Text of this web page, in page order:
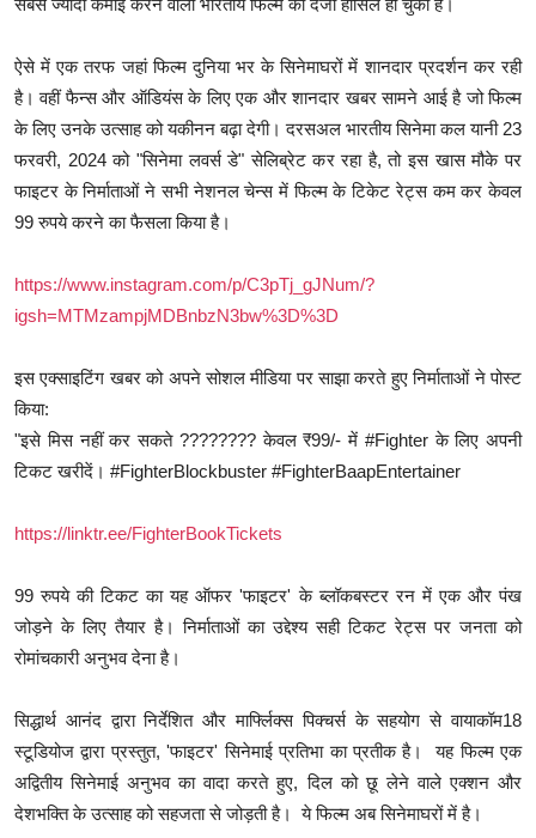
सबसे ज्यादा कमाई करने वाली भारतीय फिल्म का दर्जा हासिल हो चुका है।
ऐसे में एक तरफ जहां फिल्म दुनिया भर के सिनेमाघरों में शानदार प्रदर्शन कर रही
है। वहीं फैन्स और ऑडियंस के लिए एक और शानदार खबर सामने आई है जो फिल्म
के लिए उनके उत्साह को यकीनन बढ़ा देगी। दरसअल भारतीय सिनेमा कल यानी 23
फरवरी, 2024 को "सिनेमा लवर्स डे" सेलिब्रेट कर रहा है, तो इस खास मौके पर
फाइटर के निर्माताओं ने सभी नेशनल चेन्स में फिल्म के टिकेट रेट्स कम कर केवल
99 रुपये करने का फैसला किया है।
https://www.instagram.com/p/C3pTj_gJNum/?
igsh=MTMzampjMDBnbzN3bw%3D%3D
इस एक्साइटिंग खबर को अपने सोशल मीडिया पर साझा करते हुए निर्माताओं ने पोस्ट
किया:
"इसे मिस नहीं कर सकते ???????? केवल ₹99/- में #Fighter के लिए अपनी
टिकट खरीदें। #FighterBlockbuster #FighterBaapEntertainer
https://linktr.ee/FighterBookTickets
99 रुपये की टिकट का यह ऑफर 'फाइटर' के ब्लॉकबस्टर रन में एक और पंख
जोड़ने के लिए तैयार है। निर्माताओं का उद्देश्य सही टिकट रेट्स पर जनता को
रोमांचकारी अनुभव देना है।
सिद्धार्थ आनंद द्वारा निर्देशित और मार्फ्लिक्स पिक्चर्स के सहयोग से वायाकॉम18
स्टूडियोज द्वारा प्रस्तुत, 'फाइटर' सिनेमाई प्रतिभा का प्रतीक है। यह फिल्म एक
अद्वितीय सिनेमाई अनुभव का वादा करते हुए, दिल को छू लेने वाले एक्शन और
देशभक्ति के उत्साह को सहजता से जोड़ती है। ये फिल्म अब सिनेमाघरों में है।